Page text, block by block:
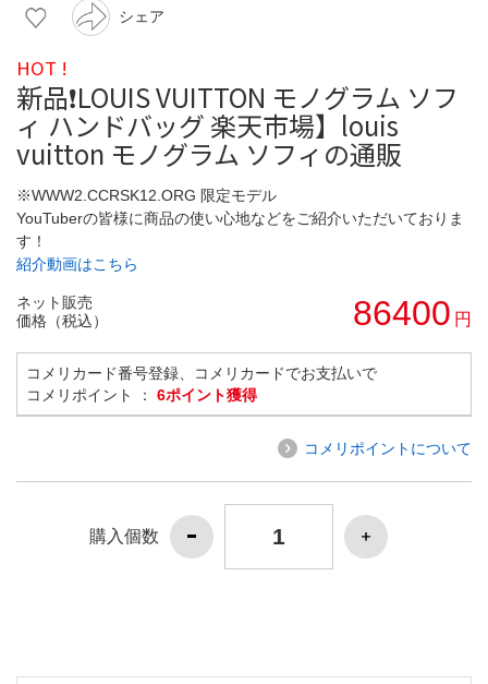
シェア
HOT !
新品❗️LOUIS VUITTON モノグラム ソフ
ィ ハンドバッグ 楽天市場】louis
vuitton モノグラム ソフィの通販
※WWW2.CCRSK12.ORG 限定モデル
YouTuberの皆様に商品の使い心地などをご紹介いただいておりま
す！
紹介動画はこちら
ネット販売
価格（税込）
86400 円
コメリカード番号登録、コメリカードでお支払いで
コメリポイント ： 6ポイント獲得
コメリポイントについて
購入個数